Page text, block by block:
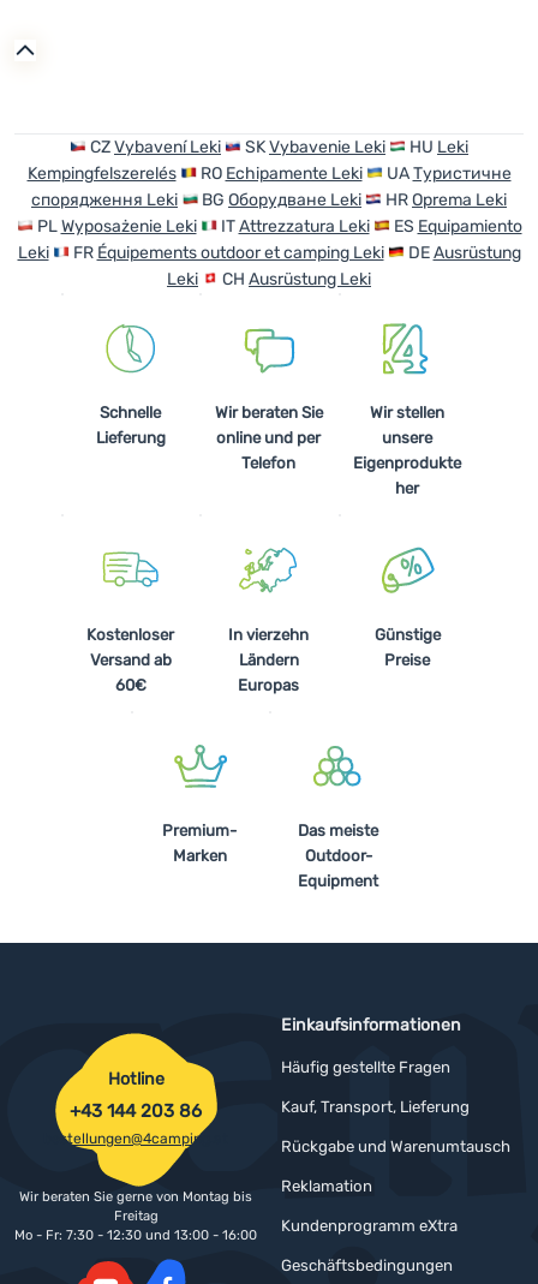
CZVybavení Leki SKVybavenie Leki HU Leki
Kempingfelszerelés
RO Echipamente Leki UAТуристичне
спорядження Leki
BG Оборудване Leki HROprema Leki
PLWyposażenie Leki ITAttrezzatura Leki ES Equipamiento
Leki
FR Équipements outdoor et camping Leki DEAusrüstung
Leki
CH Ausrüstung Leki
Schnelle
Lieferung
Wir beraten Sie
online und per
Telefon
Wir stellen
unsere
Eigenprodukte
her
Kostenloser
Versand ab
60€
In vierzehn
Ländern
Europas
Günstige
Preise
Premium-
Marken
Das meiste
Outdoor-
Equipment
Einkaufsinformationen
Häufig gestellte Fragen
Kauf, Transport, Lieferung
Rückgabe und Warenumtausch
Reklamation
Kundenprogramm eXtra
Geschäftsbedingungen
Hotline
+43 144 203 86
bestellungen@4camping.at
Wir beraten Sie gerne von Montag bis
Freitag
Mo - Fr: 7:30 - 12:30 und 13:00 - 16:00